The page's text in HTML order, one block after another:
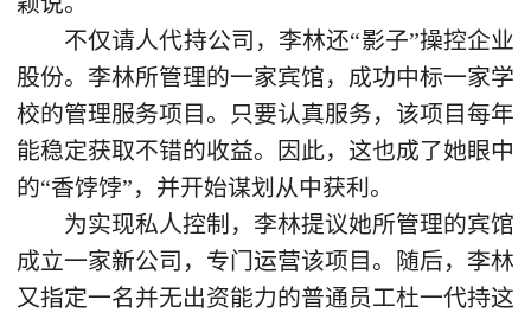
不仅请人代持公司，李林还“影子”操控企业
股份。李林所管理的一家宾馆，成功中标一家学
校的管理服务项目。只要认真服务，该项目每年
能稳定获取不错的收益。因此，这也成了她眼中
的“香饽饽”，并开始谋划从中获利。
为实现私人控制，李林提议她所管理的宾馆
成立一家新公司，专门运营该项目。随后，李林
又指定一名并无出资能力的普通员工杜一代持这